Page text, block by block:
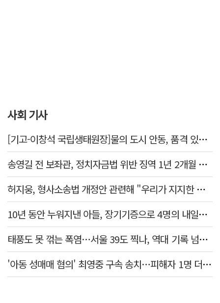
사회 기사
[기고-이창석 국립생태원장]물의 도시 안동, 품격 있는 하천복원을 꿈꾸다
송영길 전 보좌관, 정치자금법 위반 징역 1년 2개월 확정
허지웅, 형사소송법 개정안 관련해 "우리가 지지한 인간들이 이 꼴 만들었다"
10년 동안 누워지낸 아들, 장기기증으로 4명의 내일을 밝혔다
태풍도 못 꺾는 폭염…서울 39도 찍나, 역대 기록 넘본다
'아동 성매매 혐의' 최영중 구속 송치…피해자 1명 더 있었다